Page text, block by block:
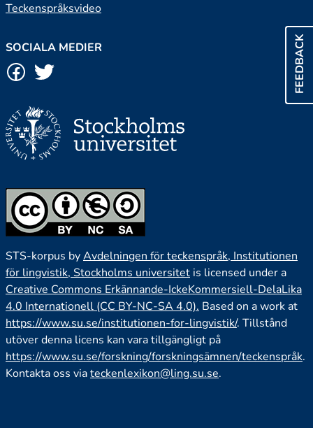
FEEDBACK
Teckenspråksvideo
SOCIALA MEDIER
STS-korpus byAvdelningen för teckenspråk, Institutionen
för lingvistik, Stockholms universitet is licensed under a
Creative Commons Erkännande-IckeKommersiell-DelaLika
4.0 Internationell (CC BY-NC-SA 4.0). Based on a work at
https://www.su.se/institutionen-for-lingvistik/. Tillstånd
utöver denna licens kan vara tillgängligt på
https://www.su.se/forskning/forskningsämnen/teckenspråk.
Kontakta oss viateckenlexikon@ling.su.se.